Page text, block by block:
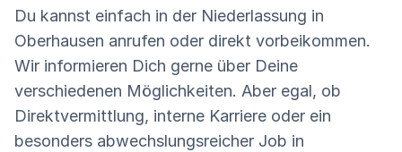
Du kannst einfach in der Niederlassung in
Oberhausen anrufen oder direkt vorbeikommen.
Wir informieren Dich gerne über Deine
verschiedenen Möglichkeiten. Aber egal, ob
Direktvermittlung, interne Karriere oder ein
besonders abwechslungsreicher Job in